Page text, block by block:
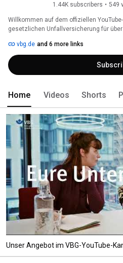
1.44K subscribers • 549
Willkommen auf dem offiziellen
gesetzlichen Unfallversicherung für
vbg.de and 6 more links
Home Videos Shorts
Unser Angebot im VBG-YouTube-